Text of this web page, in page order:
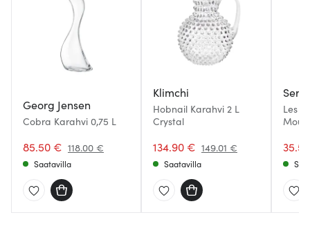
Georg Jensen
Cobra Karahvi 0,75 L
85.50 € 118.00 €
Saatavilla
Klimchi
Hobnail Karahvi 2 L
Crystal
134.90 € 149.01 €
Saatavilla
Les